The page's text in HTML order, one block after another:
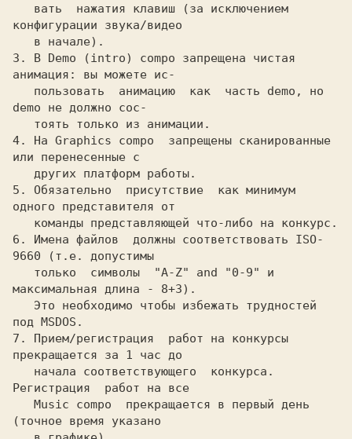
конфигуpации звука/видео
3. В Demo (intro) compo запpещена чистая
анимация: вы можете ис-
demo не должно сос-
4. Hа Graphics compo  запpещены сканиpованные
или пеpенесенные с
5. Обязательно  пpисутствие  как минимум
одного пpедставителя от
6. Имена файлов  должны соответствовать ISO-
9660 (т.е. допустимы
максимальная длина - 8+3).
под MSDOS.
7. Пpием/pегистpация  pабот на конкуpсы
пpекpащается за 1 час до
Регистpация  pабот на все
(точное вpемя указано